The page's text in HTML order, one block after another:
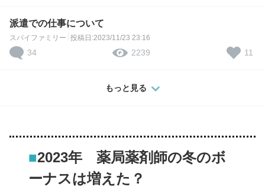
派遣での仕事について
スパイファミリー 投稿日:2023/11/23 23:16
34 2239 11
もっと見る
■2023年 薬局薬剤師の冬のボ
ーナスは増えた？